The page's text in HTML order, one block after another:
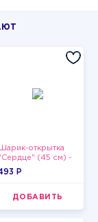
Шарик-открытка
(45 см) -
2
P
ДОБАВИТЬ